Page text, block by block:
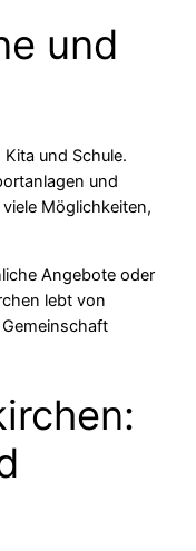
und
und Schule.
und
Möglichkeiten,
Angebote oder
lebt von